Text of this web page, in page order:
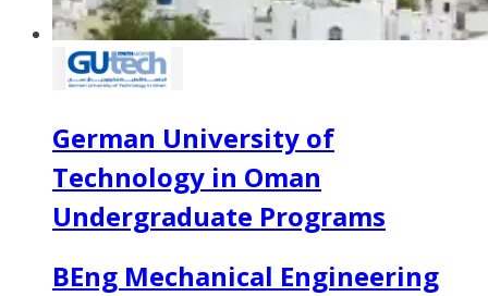
German University of
Technology in Oman
Undergraduate Programs
BEng Mechanical Engineering